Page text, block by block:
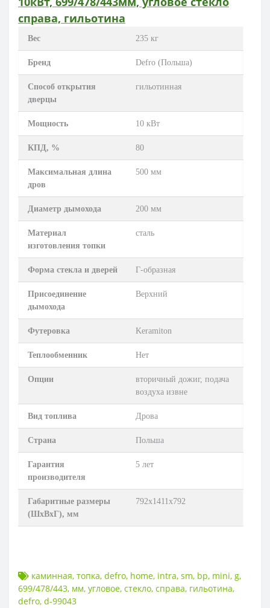
справа, гильотина
Вес 235 кг
Бренд Defro (Польша)
Способ открытия
дверцы
гильотинная
Мощность 10 кВт
КПД, % 80
Максимальная длина
дров
500 мм
Диаметр дымохода 200 мм
Материал
изготовления топки
сталь
Форма стекла и дверей Г-образная
Присоединение
дымохода
Верхний
Футеровка Keramiton
Теплообменник Нет
Опции
вторичный дожиг, подача
воздуха извне
Вид топлива Дрова
Страна Польша
Гарантия
производителя
5 лет
Габаритные размеры
(ШхВхГ), мм
792х1411х792
каминная, топка, defro, home, intra, sm, bp, mini, g,
699/478/443, мм, угловое, стекло, справа, гильотина,
defro, d-99043